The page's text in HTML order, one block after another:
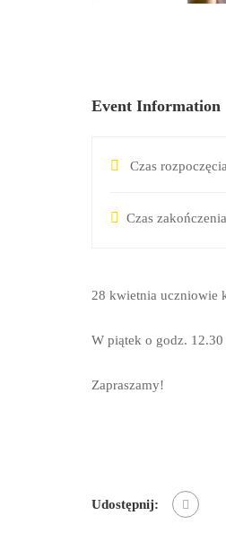
Event Information
Czas
Czas zakończenia
28 kwietnia uczniowie
W piątek o godz.
Zapraszamy!
Udostępnij: